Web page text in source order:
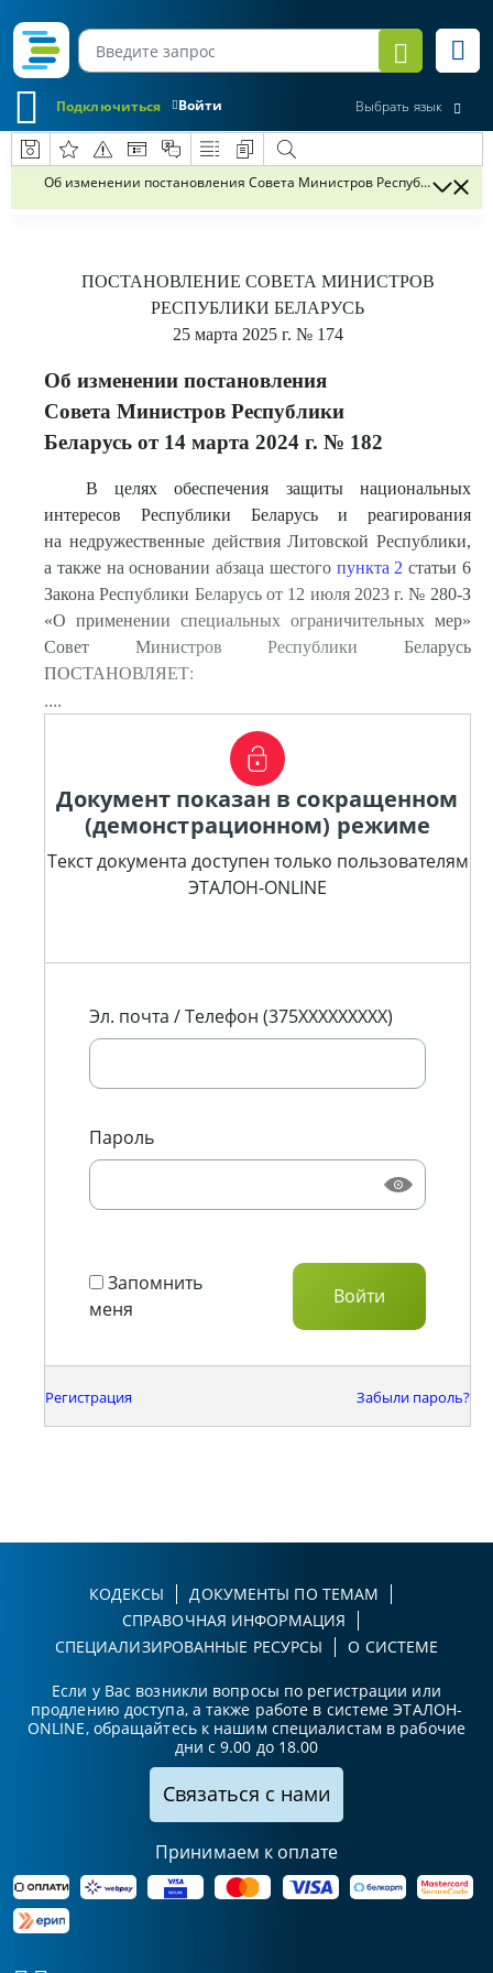
Войти
Подключиться Выбрать язык
Об изменении постановления Совета Министров Республики
ПОСТАНОВЛЕНИЕ СОВЕТА МИНИСТРОВ
РЕСПУБЛИКИ БЕЛАРУСЬ
25 марта 2025 г. № 174
Об изменении постановления
Совета Министров Республики
Беларусь от 14 марта 2024 г. № 182
В целях обеспечения защиты национальных
интересов Республики Беларусь и реагирования
на недружественные действия Литовской Республики,
а также на основании абзаца шестого пункта 2 статьи 6
Закона Республики Беларусь от 12 июля 2023 г. № 280-З
«О применении специальных ограничительных мер»
Совет Министров Республики Беларусь
ПОСТАНОВЛЯЕТ:
....
Документ показан в сокращенном
(демонстрационном) режиме
Текст документа доступен только пользователям
ЭТАЛОН-ONLINE
Эл. почта / Телефон (375XXXXXXXXX)
Пароль
Запомнить
меня
Регистрация Забыли пароль?
КОДЕКСЫ
ДОКУМЕНТЫ ПО ТЕМАМ
СПРАВОЧНАЯ ИНФОРМАЦИЯ
СПЕЦИАЛИЗИРОВАННЫЕ РЕСУРСЫ
О СИСТЕМЕ
Если у Вас возникли вопросы по регистрации или
продлению доступа, а также работе в системе ЭТАЛОН-
ONLINE, обращайтесь к нашим специалистам в рабочие
дни с 9.00 до 18.00
Связаться с нами
Принимаем к оплате